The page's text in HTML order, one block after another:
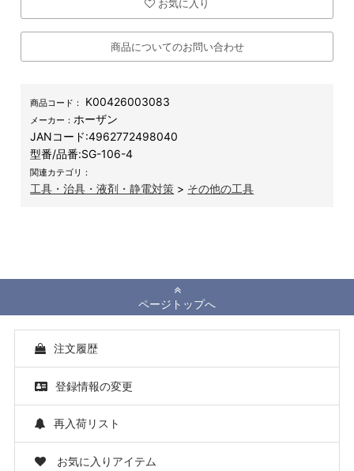
お気に入り
商品についてのお問い合わせ
商品コード： K00426003083
メーカー：ホーザン
JANコード:4962772498040
型番/品番:SG-106-4
関連カテゴリ：
工具・治具・液剤・静電対策 > その他の工具
ページトップへ
注文履歴
登録情報の変更
再入荷リスト
お気に入りアイテム